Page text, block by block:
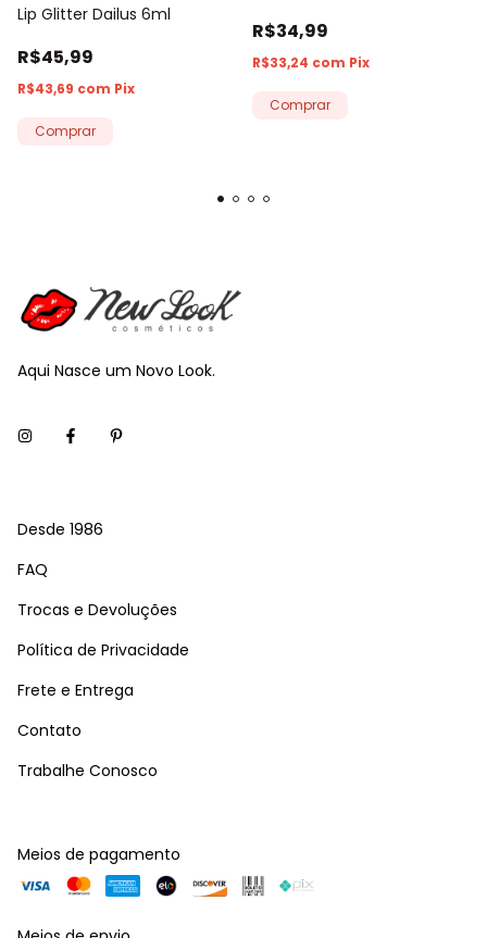
Lip Glitter Dailus 6ml
R$45,99
R$43,69 com Pix
Comprar
R$34,99
R$33,24 com Pix
Aqui Nasce um Novo Look.
Desde 1986
FAQ
Trocas e Devoluções
Política de Privacidade
Frete e Entrega
Contato
Trabalhe Conosco
Meios de pagamento